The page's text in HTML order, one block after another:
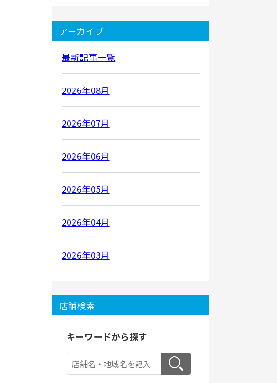
アーカイブ
最新記事一覧
2026年08月
2026年07月
2026年06月
2026年05月
2026年04月
2026年03月
店舗検索
キーワードから探す